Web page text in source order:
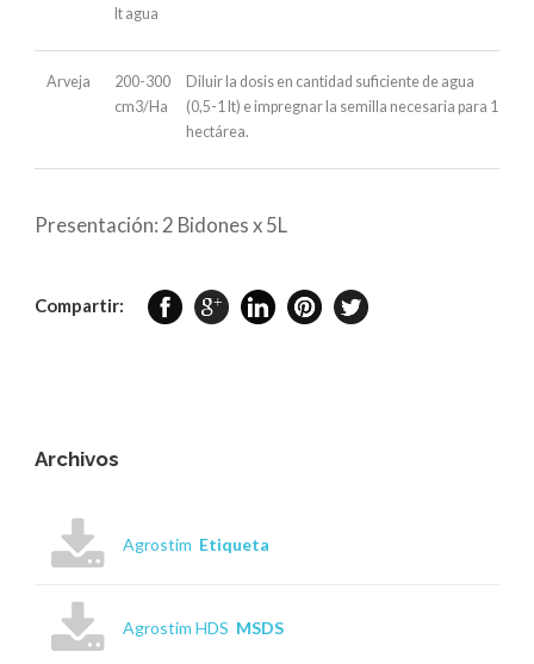
lt agua
Arveja
200-300
cm3/Ha
Diluir la dosis en cantidad suficiente de agua
(0,5-1 lt) e impregnar la semilla necesaria para 1
hectárea.
Presentación: 2 Bidones x 5L
Compartir:
Archivos
Agrostim Etiqueta
Agrostim HDS MSDS